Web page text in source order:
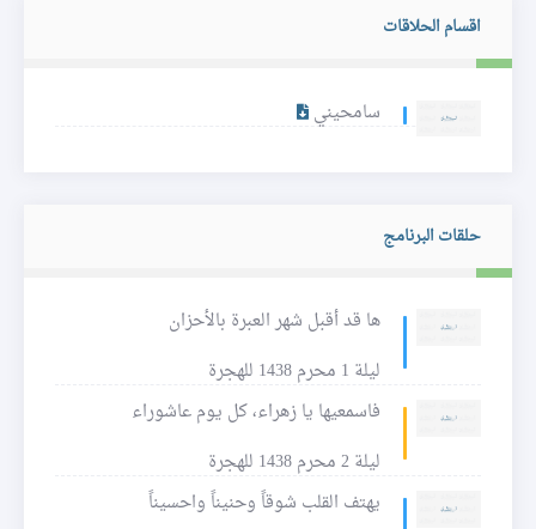
اقسام الحلاقات
سامحيني
حلقات البرنامج
ها قد أقبل شهر العبرة بالأحزان
ليلة 1 محرم 1438 للهجرة
فاسمعيها يا زهراء، كل يوم عاشوراء
ليلة 2 محرم 1438 للهجرة
يهتف القلب شوقاً وحنيناً واحسيناً